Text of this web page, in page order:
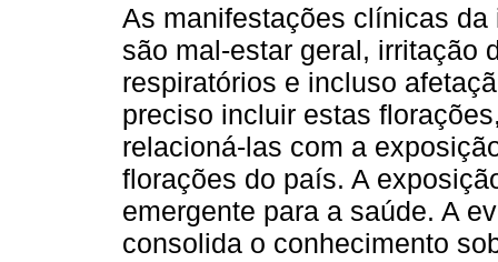
As manifestações clínicas
são mal-estar geral, irritação
respiratórios e incluso
preciso incluir estas
relacioná-las com a
florações do país. A
emergente para a saúde. A
consolida o conhecimento